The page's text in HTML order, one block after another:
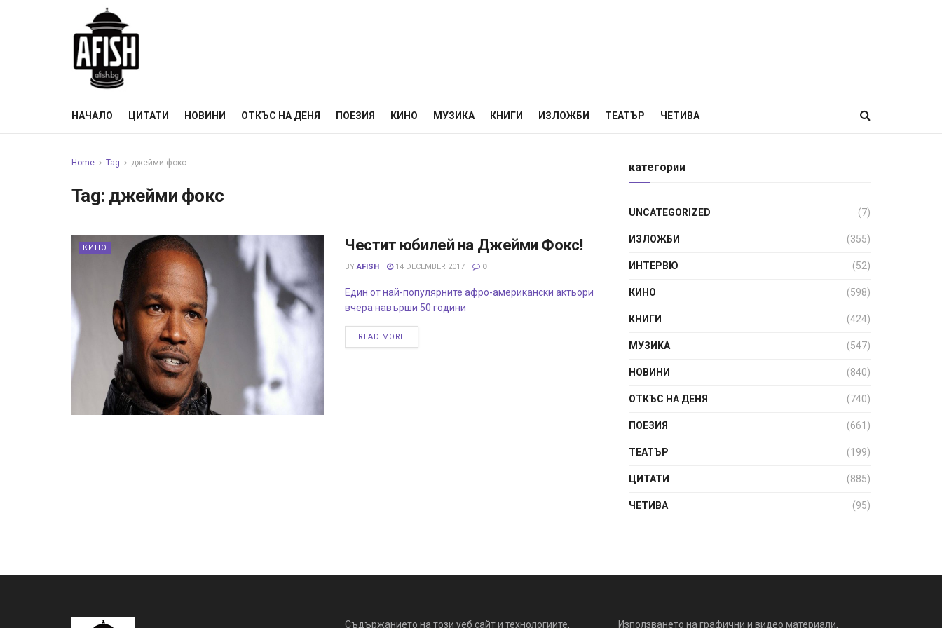
НАЧАЛО ЦИТАТИ НОВИНИ ОТКЪС НА ДЕНЯ ПОЕЗИЯ КИНО МУЗИКА КНИГИ ИЗЛОЖБИ ТЕАТЪР ЧЕТИВА
Home Tag джейми фокс
Tag: джейми фокс
КИНО Честит юбилей на Джейми Фокс!
BY AFISH 14 DECEMBER 2017 0
Един от най-популярните афро-американски актьори
вчера навърши 50 години
READ MORE
категории
UNCATEGORIZED (7)
ИЗЛОЖБИ (355)
ИНТЕРВЮ (52)
КИНО (598)
КНИГИ (424)
МУЗИКА (547)
НОВИНИ (840)
ОТКЪС НА ДЕНЯ (740)
ПОЕЗИЯ (661)
ТЕАТЪР (199)
ЦИТАТИ (885)
ЧЕТИВА (95)
Съдържанието на този уеб сайт и технологиите, Използването на графични и видео материали,